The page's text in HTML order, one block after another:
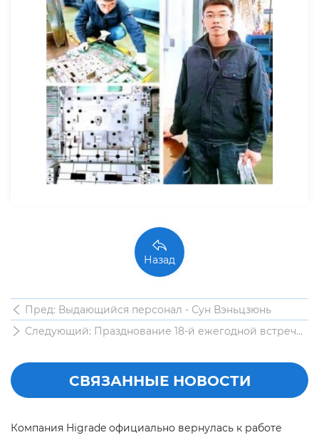
Назад
Пред: Выдающийся персонал - Сун Вэньцзюнь
Следующий: Празднование 18-й ежегодной встречи
СВЯЗАННЫЕ НОВОСТИ
Компания Higrade официально вернулась к работе